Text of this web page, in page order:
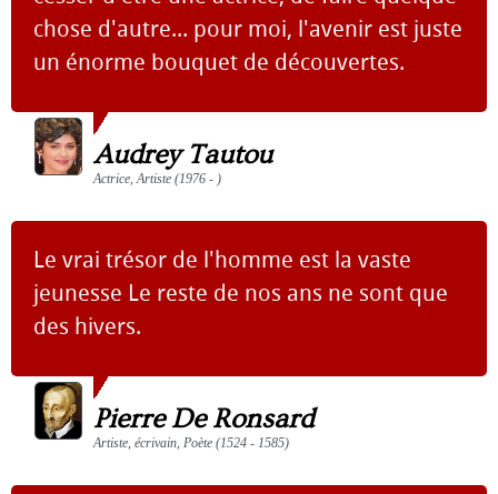
chose d'autre... pour moi, l'avenir est juste
un énorme bouquet de découvertes.
Audrey Tautou
Actrice, Artiste (1976 - )
Le vrai trésor de l'homme est la vaste
jeunesse Le reste de nos ans ne sont que
des hivers.
Pierre De Ronsard
Artiste, écrivain, Poète (1524 - 1585)